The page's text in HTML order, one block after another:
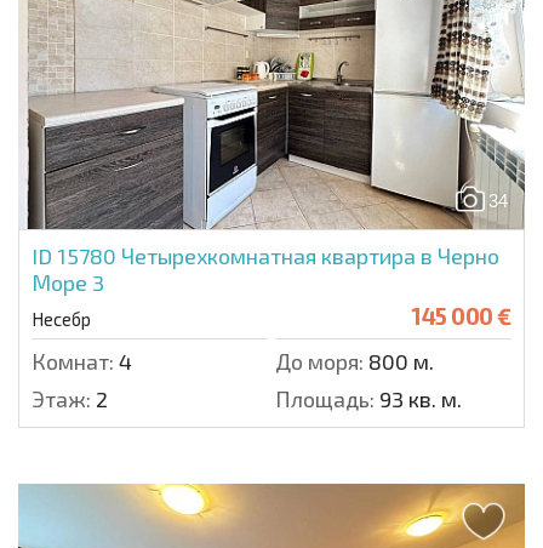
34
ID 15780 Четырехкомнатная квартира в Черно
Море 3
Несебр 145 000 €
Комнат: 4 До моря: 800 м.
Этаж: 2 Площадь: 93 кв. м.